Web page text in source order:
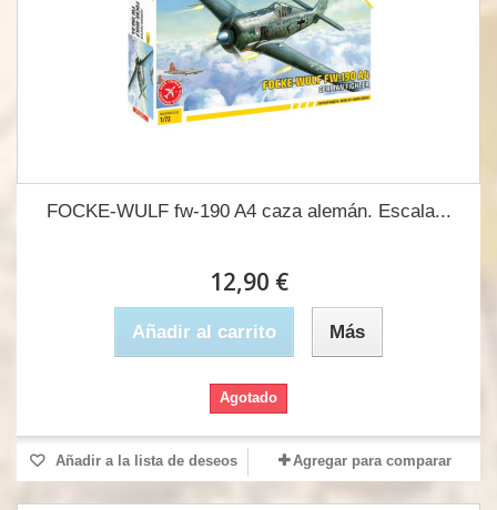
FOCKE-WULF fw-190 A4 caza alemán. Escala...
12,90 €
Añadir al carrito Más
Agotado
Añadir a la lista de deseos Agregar para comparar